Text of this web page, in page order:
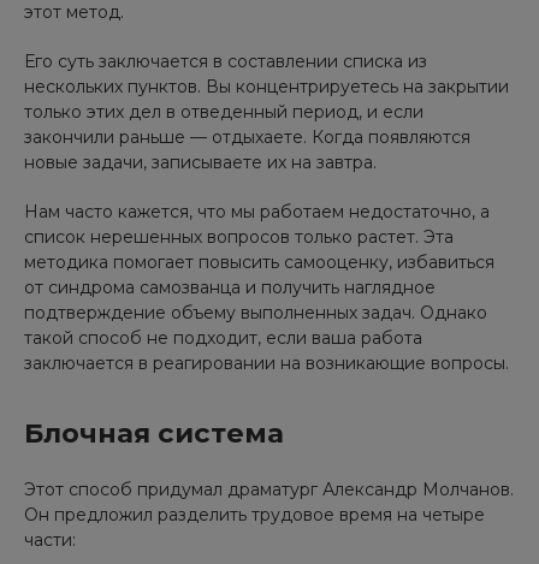
этот метод.
Его суть заключается в составлении списка из
нескольких пунктов. Вы концентрируетесь на закрытии
только этих дел в отведенный период, и если
закончили раньше — отдыхаете. Когда появляются
новые задачи, записываете их на завтра.
Нам часто кажется, что мы работаем недостаточно, а
список нерешенных вопросов только растет. Эта
методика помогает повысить самооценку, избавиться
от синдрома самозванца и получить наглядное
подтверждение объему выполненных задач. Однако
такой способ не подходит, если ваша работа
заключается в реагировании на возникающие вопросы.
Блочная система
Этот способ придумал драматург Александр Молчанов.
Он предложил разделить трудовое время на четыре
части: